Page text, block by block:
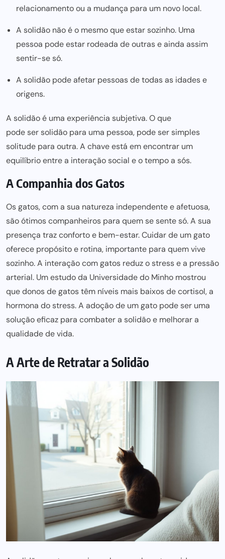
relacionamento ou a mudança para um novo local.
A solidão não é o mesmo que estar sozinho. Uma
pessoa pode estar rodeada de outras e ainda assim
sentir-se só.
A solidão pode afetar pessoas de todas as idades e
origens.
A solidão é uma experiência subjetiva. O que
pode ser solidão para uma pessoa, pode sersimples
solitude para outra. A chave está em encontrar um
equilíbrio entre a interação social e o tempo a sós.
A Companhia dos Gatos
Os gatos, com a sua natureza independente e afetuosa,
são ótimos companheiros para quem se sente só. A sua
presença traz conforto e bem-estar. Cuidar de um gato
oferece propósito e rotina, importante para quem vive
sozinho. A interação com gatos reduz o stress e a pressão
arterial. Um estudo da Universidade do Minho mostrou
que donos de gatos têm níveis mais baixos de cortisol, a
hormona do stress. A adoção de um gato pode ser uma
solução eficaz para combater a solidão e melhorar a
qualidade de vida.
A Arte de Retratar a Solidão